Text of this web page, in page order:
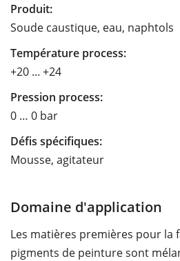
Produit:
Soude caustique, eau, naphtols
Température process:
+20 ... +24
Pression process:
0 … 0 bar
Défis spécifiques:
Mousse, agitateur
Domaine d'application
Les matières premières pour la
pigments de peinture sont